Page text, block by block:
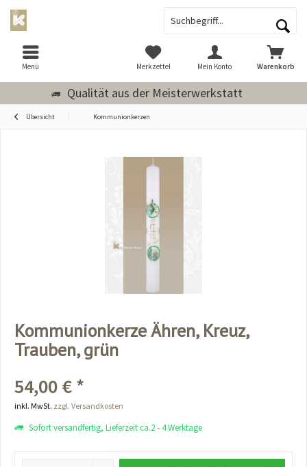
Qualität aus der Meisterwerkstatt
Menü Warenkorb
Merkzettel Mein Konto
Übersicht Kommunionkerzen
Kommunionkerze Ähren, Kreuz,
Trauben, grün
54,00 € *
inkl. MwSt. zzgl. Versandkosten
Sofort versandfertig, Lieferzeit ca.2 - 4 Werktage